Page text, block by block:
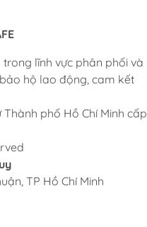
lĩnh vực phân phối và
hộ lao động, cam kết
phố Hồ Chí Minh cấp
TP Hồ Chí Minh